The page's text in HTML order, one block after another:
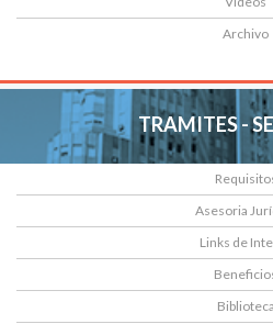
Archivo
TRAMITES -
Asesoria
Links de
Biblioteca